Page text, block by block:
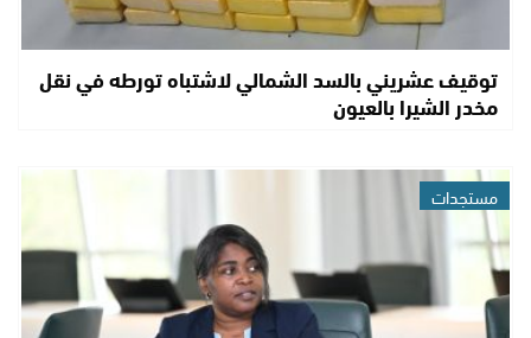
توقيف عشريني بالسد الشمالي لاشتباه تورطه في نقل
مخدر الشيرا بالعيون
مستجدات